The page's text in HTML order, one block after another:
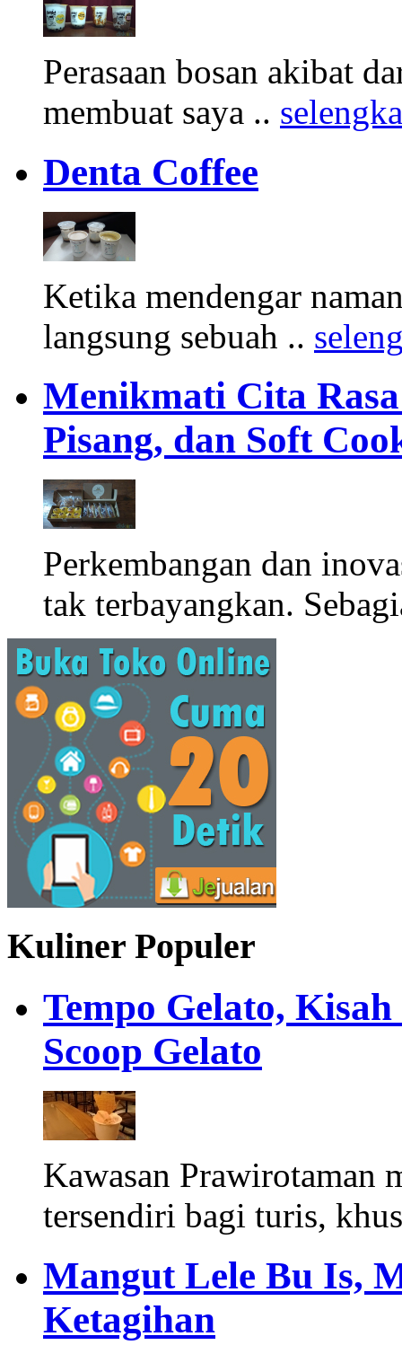
Perasaan bosan akibat
membuat saya ..
Denta Coffee
Ketika mendengar
langsung sebuah ..
Menikmati Cita
Pisang, dan Soft
Perkembangan dan
tak terbayangkan.
Kuliner Populer
Tempo Gelato,
Scoop Gelato
Kawasan Prawirotaman
tersendiri bagi turis,
Mangut Lele Bu Is,
Ketagihan